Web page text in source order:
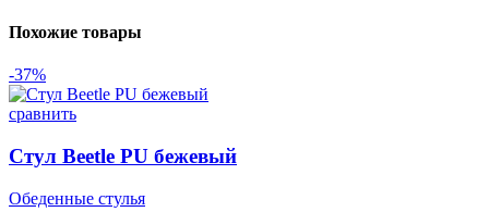
Похожие товары
-37%
сравнить
Стул Beetle PU бежевый
Обеденные стулья